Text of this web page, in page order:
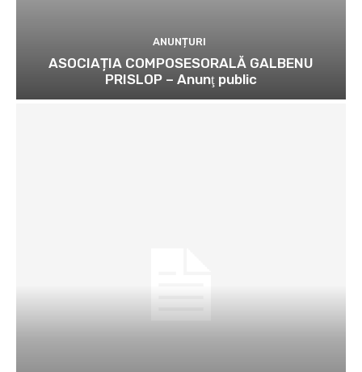
ANUNȚURI
ASOCIAȚIA COMPOSESORALĂ GALBENU
PRISLOP – Anunţ public